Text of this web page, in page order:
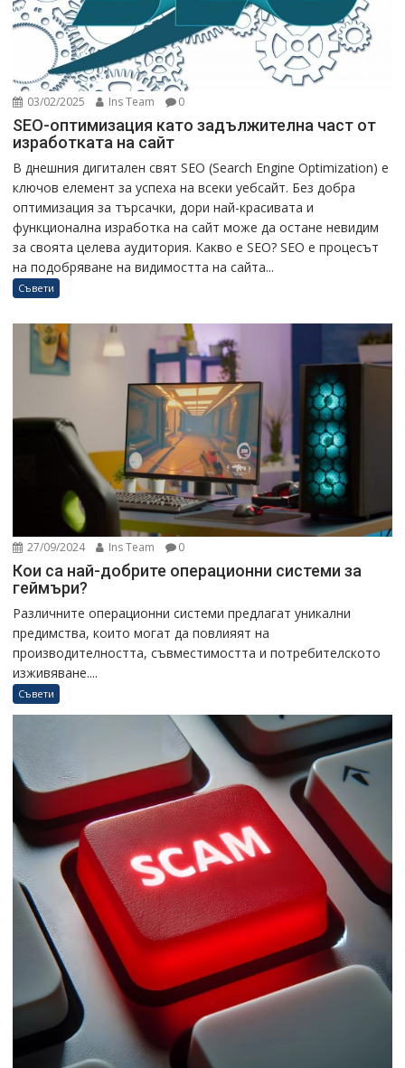
03/02/2025 Ins Team 0
SEO-оптимизация като задължителна част от
изработката на сайт
В днешния дигитален свят SEO (Search Engine Optimization) е
ключов елемент за успеха на всеки уебсайт. Без добра
оптимизация за търсачки, дори най-красивата и
функционална изработка на сайт може да остане невидим
за своята целева аудитория. Какво е SEO? SEO е процесът
на подобряване на видимостта на сайта...
Съвети
27/09/2024 Ins Team 0
Кои са най-добрите операционни системи за
геймъри?
Различните операционни системи предлагат уникални
предимства, които могат да повлияят на
производителността, съвместимостта и потребителското
изживяване....
Съвети